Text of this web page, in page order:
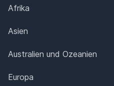
Afrika
Asien
Australien und Ozeanien
Europa